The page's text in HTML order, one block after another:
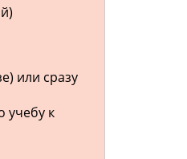
или сразу
учебу к